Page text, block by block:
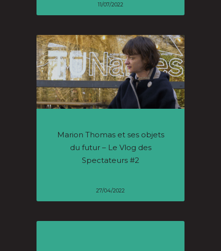
11/07/2022
Marion Thomas et ses objets
du futur – Le Vlog des
Spectateurs #2
27/04/2022